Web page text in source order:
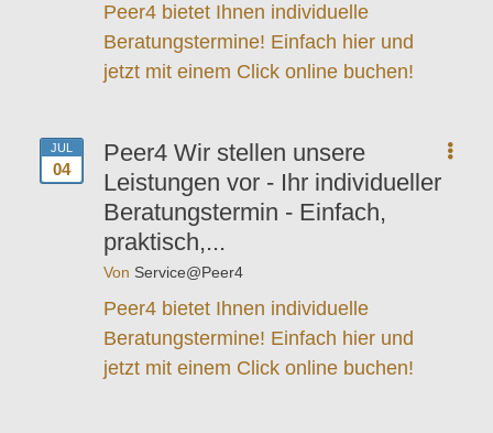
Peer4 bietet Ihnen individuelle
Beratungstermine! Einfach hier und
jetzt mit einem Click online buchen!
JUL
04
Peer4 Wir stellen unsere
Leistungen vor - Ihr individueller
Beratungstermin - Einfach,
praktisch,...
Von Service@Peer4
Peer4 bietet Ihnen individuelle
Beratungstermine! Einfach hier und
jetzt mit einem Click online buchen!